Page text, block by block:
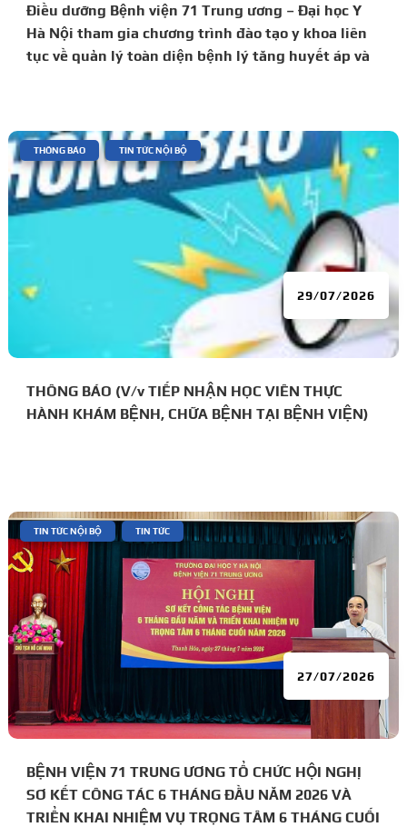
Điều dưỡng Bệnh viện 71 Trung ương – Đại học Y
Hà Nội tham gia chương trình đào tạo y khoa liên
tục về quản lý toàn diện bệnh lý tăng huyết áp và
THÔNG BÁO (V/v TIẾP NHẬN HỌC VIÊN THỰC
HÀNH KHÁM BỆNH, CHỮA BỆNH TẠI BỆNH VIỆN)
29/07/2026
THÔNG BÁO TIN TỨC NỘI BỘ
BỆNH VIỆN 71 TRUNG ƯƠNG TỔ CHỨC HỘI NGHỊ
SƠ KẾT CÔNG TÁC 6 THÁNG ĐẦU NĂM 2026 VÀ
TRIỂN KHAI NHIỆM VỤ TRỌNG TÂM 6 THÁNG CUỐI
27/07/2026
TIN TỨC NỘI BỘ TIN TỨC